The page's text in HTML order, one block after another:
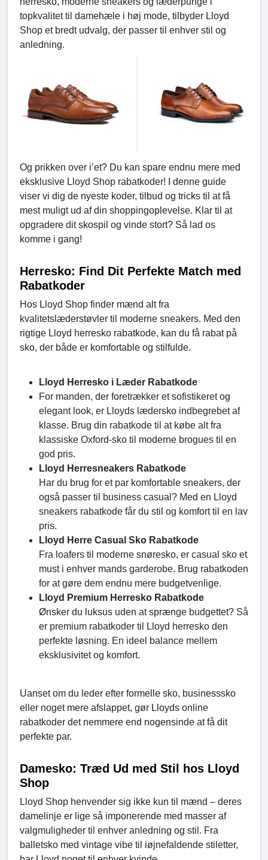
topkvalitet til damehæle i høj mode, tilbyder Lloyd
Shop et bredt udvalg, der passer til enhver stil og
anledning.
Og prikken over i’et? Du kan spare endnu mere med
eksklusive Lloyd Shop rabatkoder! I denne guide
viser vi dig de nyeste koder, tilbud og tricks til at få
mest muligt ud af din shoppingoplevelse. Klar til at
opgradere dit skospil og vinde stort? Så lad os
komme i gang!
Herresko: Find Dit Perfekte Match med
Rabatkoder
Hos Lloyd Shop finder mænd alt fra
kvalitetslæderstøvler til moderne sneakers. Med den
rigtige Lloyd herresko rabatkode, kan du få rabat på
sko, der både er komfortable og stilfulde.
Lloyd Herresko i Læder Rabatkode
For manden, der foretrækker et sofistikeret og
elegant look, er Lloyds lædersko indbegrebet af
klasse. Brug din rabatkode til at købe alt fra
klassiske Oxford-sko til moderne brogues til en
god pris.
Lloyd Herresneakers Rabatkode
Har du brug for et par komfortable sneakers, der
også passer til business casual? Med en Lloyd
sneakers rabatkode får du stil og komfort til en lav
pris.
Lloyd Herre Casual Sko Rabatkode
Fra loafers til moderne snøresko, er casual sko et
must i enhver mands garderobe. Brug rabatkoden
for at gøre dem endnu mere budgetvenlige.
Lloyd Premium Herresko Rabatkode
Ønsker du luksus uden at sprænge budgettet? Så
er premium rabatkoder til Lloyd herresko den
perfekte løsning. En ideel balance mellem
eksklusivitet og komfort.
Uanset om du leder efter formelle sko, businesssko
eller noget mere afslappet, gør Lloyds online
rabatkoder det nemmere end nogensinde at få dit
perfekte par.
Damesko: Træd Ud med Stil hos Lloyd
Shop
Lloyd Shop henvender sig ikke kun til mænd – deres
damelinje er lige så imponerende med masser af
valgmuligheder til enhver anledning og stil. Fra
balletsko med vintage vibe til iøjnefaldende stiletter,